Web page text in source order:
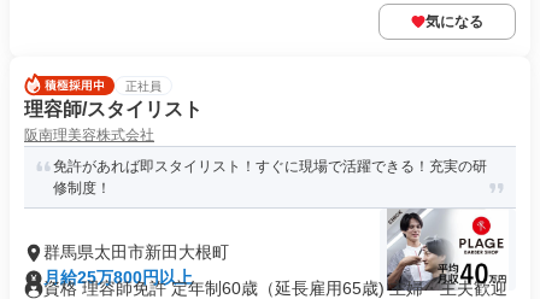
気になる
正社員
理容師/スタイリスト
阪南理美容株式会社
免許があれば即スタイリスト！すぐに現場で活躍できる！充実の研
修制度！
群馬県太田市新田大根町
月給25万800円以上
資格 理容師免許 定年制60歳（延長雇用65歳) 主婦・主夫歓迎